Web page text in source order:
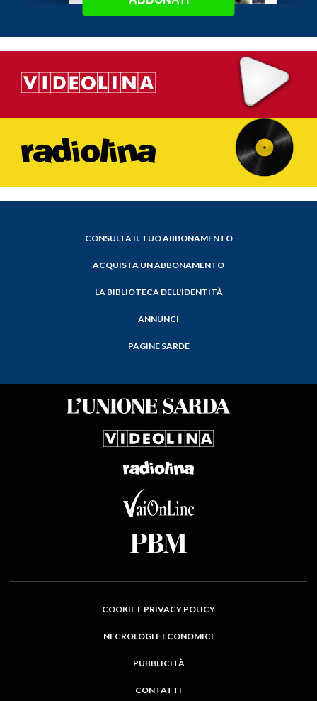
CONSULTA IL TUO ABBONAMENTO
ACQUISTA UN ABBONAMENTO
LA BIBLIOTECA DELL'IDENTITÀ
ANNUNCI
PAGINE SARDE
COOKIE E PRIVACY POLICY
NECROLOGI E ECONOMICI
PUBBLICITÀ
CONTATTI